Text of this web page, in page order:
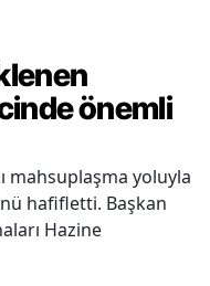
önemli
mahsuplaşma yoluyla
hafifletti. Başkan
Hazine